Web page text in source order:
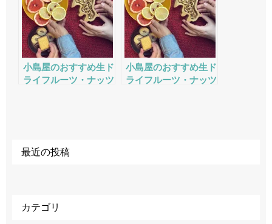
小島屋のおすすめ生ド
ライフルーツ・ナッツ
小島屋のおすすめ生ド
ライフルーツ・ナッツ
最近の投稿
カテゴリ